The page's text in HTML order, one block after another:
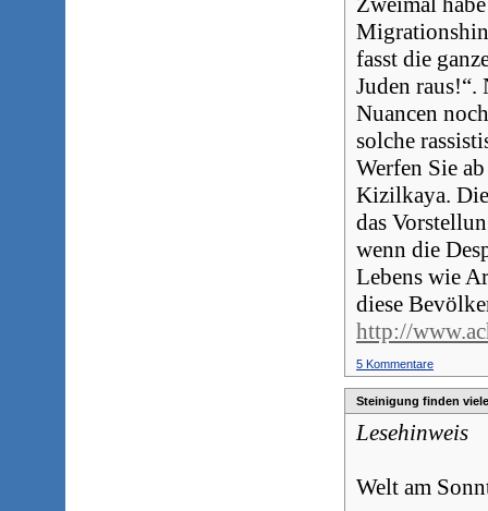
fasst die
Juden
Nuancen
solche
Werfen Sie
Kizilkaya.
das
wenn die
Lebens wie
diese
http://
5 Kommentare
Steinigung finden
Lesehinweis
Welt am